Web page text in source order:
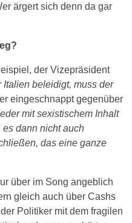
ärgert sich denn da gar
der Vizepräsident
Italien beleidigt, muss der
eingeschnappt gegenüber
mit sexistischem Inhalt
dann nicht auch
das eine ganze
über im Song angeblich
gleich auch über Cashs
Politiker mit dem fragilen